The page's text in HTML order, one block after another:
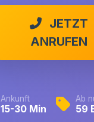
JETZT
ANRUFEN
Ankunft
15-30 Min
Ab
59